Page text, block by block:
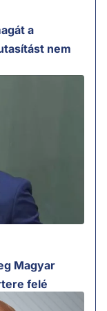
a
nem
Magyar
felé